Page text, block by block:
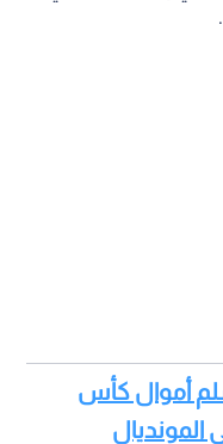
أموال كأس